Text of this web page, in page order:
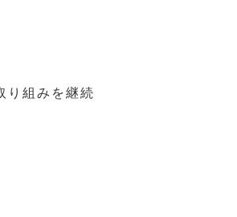
り組みを継続